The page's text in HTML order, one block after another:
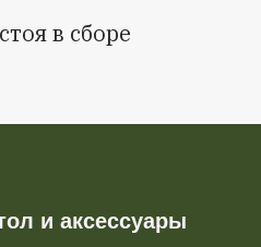
в сборе
и аксессуары